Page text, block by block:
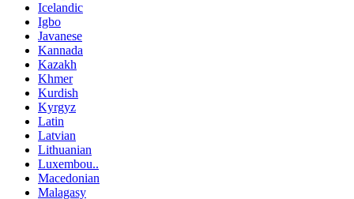
Icelandic
Igbo
Javanese
Kannada
Kazakh
Khmer
Kurdish
Kyrgyz
Latin
Latvian
Lithuanian
Luxembou..
Macedonian
Malagasy